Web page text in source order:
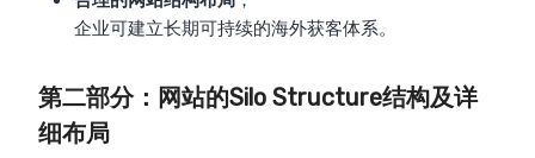
企业可建立长期可持续的海外获客体系。
第二部分：网站的Silo Structure结构及详
细布局